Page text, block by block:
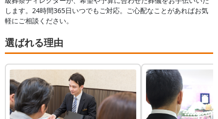
します。24時間365日いつでもご対応。ご心配なことがあればお気
軽にご相談ください。
選ばれる理由